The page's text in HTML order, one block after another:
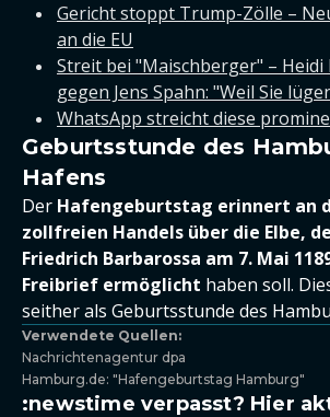
Gericht stoppt Trump-Zölle –
an die EU
Streit bei "Maischberger" – Heidi
gegen Jens Spahn: "Weil Sie
WhatsApp streicht diese
Geburtsstunde des
Hafens
Der Hafengeburtstag erinnert an
zollfreien Handels über die Elbe,
Friedrich Barbarossa am 7. Mai
Freibrief ermöglicht haben soll.
seither als Geburtsstunde des
Verwendete Quellen:
Nachrichtenagentur dpa
Hamburg.de: "Hafengeburtstag Hamburg"
:newstime verpasst? Hier